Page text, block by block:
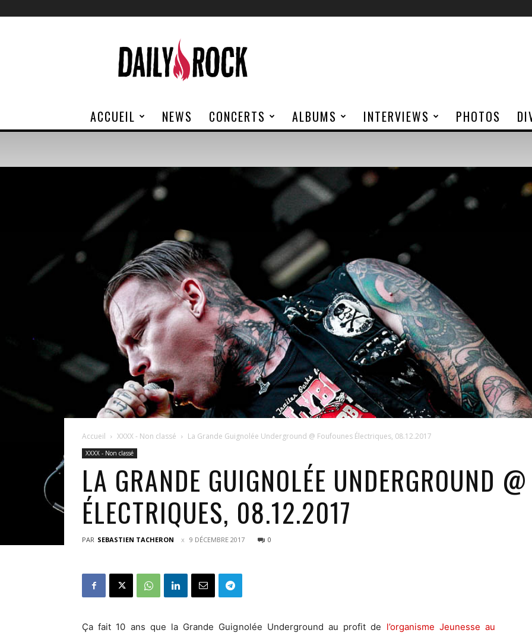
Rock
ACCUEIL NEWS CONCERTS ALBUMS INTERVIEWS PHOTOS
Accueil XXXX - Non classé La Grande Guignolée Underground @ Foufounes Électriques, 08.12.2017
XXXX - Non classé
LA GRANDE GUIGNOLÉE UNDERGROUND
ÉLECTRIQUES, 08.12.2017
PAR SEBASTIEN TACHERON 9 DÉCEMBRE 2017 0
Ça fait 10 ans que la Grande Guignolée Underground au profit de l’organisme Jeunesse au